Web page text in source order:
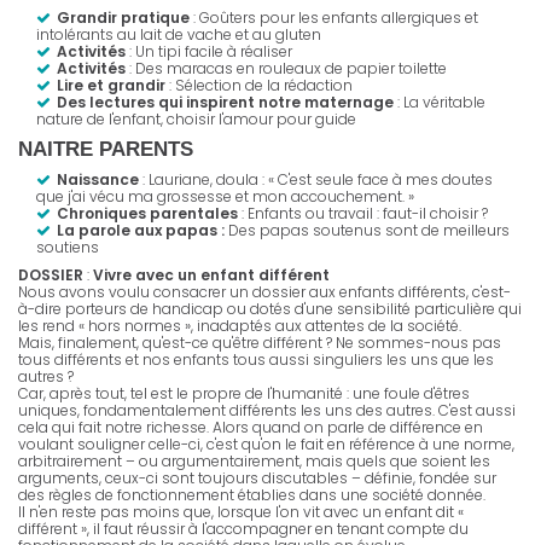
Grandir pratique: Goûters pour les enfants allergiques et
intolérants au lait de vache et au gluten
Activités: Un tipi facile à réaliser
Activités: Des maracas en rouleaux de papier toilette
Lire et grandir: Sélection de la rédaction
Des lectures qui inspirent notre maternage: La véritable
nature de l'enfant, choisir l'amour pour guide
NAITRE PARENTS
Naissance: Lauriane, doula : « C'est seule face à mes doutes
que j'ai vécu ma grossesse et mon accouchement. »
Chroniques parentales: Enfants ou travail : faut-il choisir ?
La parole aux papas : Des papas soutenus sont de meilleurs
soutiens
DOSSIER :Vivre avec un enfant différent
Nous avons voulu consacrer un dossier aux enfants différents, c'est-
à-dire porteurs de handicap ou dotés d'une sensibilité particulière qui
les rend « hors normes », inadaptés aux attentes de la société.
Mais, finalement, qu'est-ce qu'être différent ? Ne sommes-nous pas
tous différents et nos enfants tous aussi singuliers les uns que les
autres ?
Car, après tout, tel est le propre de l'humanité : une foule d'êtres
uniques, fondamentalement différents les uns des autres. C'est aussi
cela qui fait notre richesse. Alors quand on parle de différence en
voulant souligner celle-ci, c'est qu'on le fait en référence à une norme,
arbitrairement – ou argumentairement, mais quels que soient les
arguments, ceux-ci sont toujours discutables – définie, fondée sur
des règles de fonctionnement établies dans une société donnée.
Il n'en reste pas moins que, lorsque l'on vit avec un enfant dit «
différent », il faut réussir à l'accompagner en tenant compte du